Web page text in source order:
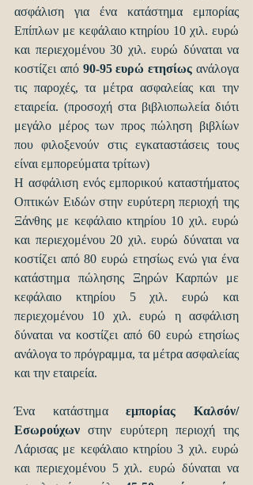
ασφάλιση για ένα κατάστημα εμπορίας
Επίπλων με κεφάλαιο κτηρίου 10 χιλ. ευρώ
και περιεχομένου 30 χιλ. ευρώ δύναται να
κοστίζει από 90-95 ευρώ ετησίως ανάλογα
τις παροχές, τα μέτρα ασφαλείας και την
εταιρεία. (προσοχή στα βιβλιοπωλεία διότι
μεγάλο μέρος των προς πώληση βιβλίων
που φιλοξενούν στις εγκαταστάσεις τους
είναι εμπορεύματα τρίτων)
Η ασφάλιση ενός εμπορικού καταστήματος
Οπτικών Ειδών στην ευρύτερη περιοχή της
Ξάνθης με κεφάλαιο κτηρίου 10 χιλ. ευρώ
και περιεχομένου 20 χιλ. ευρώ δύναται να
κοστίζει από 80 ευρώ ετησίως ενώ για ένα
κατάστημα πώλησης Ξηρών Καρπών με
κεφάλαιο κτηρίου 5 χιλ. ευρώ και
περιεχομένου 10 χιλ. ευρώ η ασφάλιση
δύναται να κοστίζει από 60 ευρώ ετησίως
ανάλογα το πρόγραμμα, τα μέτρα ασφαλείας
και την εταιρεία.
Ένα κατάστημα εμπορίας Καλσόν/
Εσωρούχων στην ευρύτερη περιοχή της
Λάρισας με κεφάλαιο κτηρίου 3 χιλ. ευρώ
και περιεχομένου 5 χιλ. ευρώ δύναται να